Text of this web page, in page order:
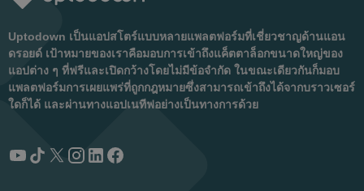
Uptodown เป็นแอปสโตร์แบบหลายแพลตฟอร์มที่เชี่ยวชาญด้านแอน
ดรอยด์ เป้าหมายของเราคือมอบการเข้าถึงแค็ตตาล็อกขนาดใหญ่ของ
แอปต่าง ๆ ที่ฟรีและเปิดกว้างโดยไม่มีข้อจำกัด ในขณะเดียวกันก็มอบ
แพลตฟอร์มการเผยแพร่ที่ถูกกฎหมายซึ่งสามารถเข้าถึงได้จากบราวเซอร์
ใดก็ได้ และผ่านทางแอปเนทีฟอย่างเป็นทางการด้วย